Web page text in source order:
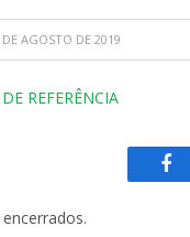
DE AGOSTO DE 2019
REFERÊNCIA